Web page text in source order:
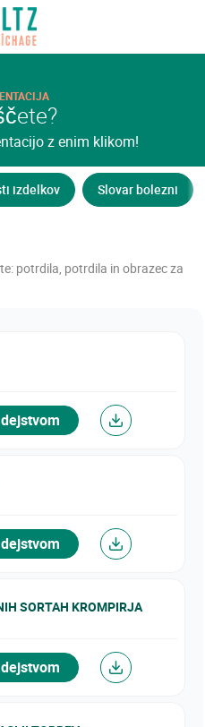
VOLTZ Maraîchage
z enim klikom!
izdelkov Slovar bolezni
potrdila, potrdila in obrazec za
SORTAH KROMPIRJA